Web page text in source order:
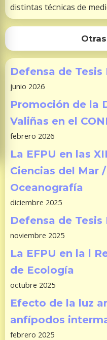
distintas técnicas de
Defensa de Tesis
junio 2026
Promoción de la
Valiñas en el
febrero 2026
La EFPU en las
Ciencias del Mar
Oceanografía
diciembre 2025
Defensa de Tesis
noviembre 2025
La EFPU en la l
de Ecología
octubre 2025
Efecto de la luz
anfípodos
febrero 2025